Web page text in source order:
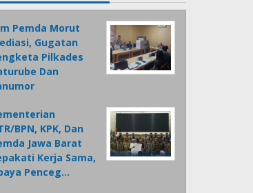
Pemda Morut
Gugatan
Pilkades
Dan
BPN, KPK, Dan
Jawa Barat
Kerja Sama,
Penceg…